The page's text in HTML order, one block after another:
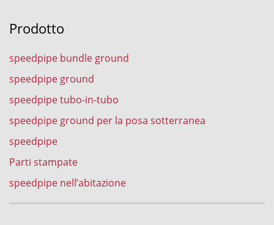
Prodotto
speedpipe bundle ground
speedpipe ground
speedpipe tubo-in-tubo
speedpipe ground per la posa sotterranea
speedpipe
Parti stampate
speedpipe nell’abitazione